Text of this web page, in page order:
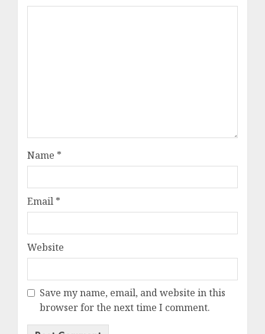
Name *
Email *
Website
Save my name, email, and website in this
browser for the next time I comment.